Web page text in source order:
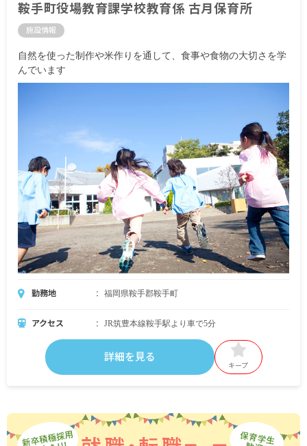
鞍手町役場教育課学校教育係 古月保育所
施設情報
自然を使った制作や米作りを通して、食事や食物の大切さを学
んでいます
勤務地 福岡県鞍手郡鞍手町
アクセス JR筑豊本線鞍手駅より車で5分
詳細を見る
キープ